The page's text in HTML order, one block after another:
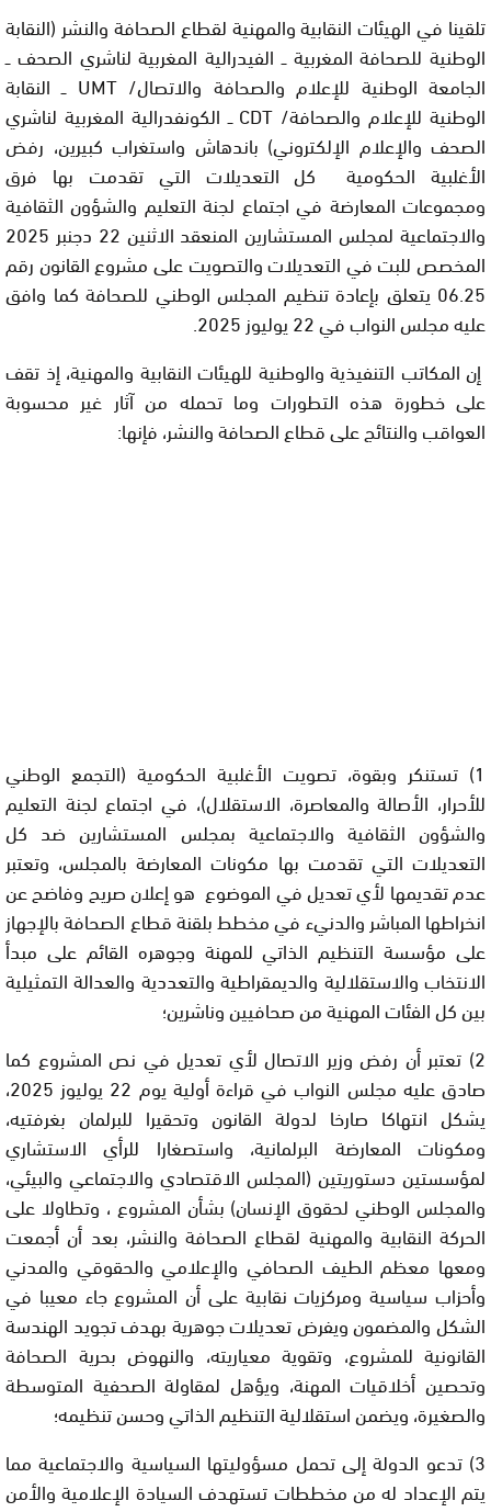
تلقينا في الهيئات النقابية والمهنية لقطاع الصحافة والنشر (النقابة
الوطنية للصحافة المغربية ــ الفيدرالية المغربية لناشري الصحف ــ
الجامعة الوطنية للإعلام والصحافة والاتصال/UMT ــ النقابة
الوطنية للإعلام والصحافة/ CDTــ الكونفدرالية المغربية لناشري
الصحف والإعلام الإلكتروني) باندهاش واستغراب كبيرين، رفض
الأغلبية الحكومية كل التعديلات التي تقدمت بها فرق
ومجموعات المعارضة في اجتماع لجنة التعليم والشؤون الثقافية
والاجتماعية لمجلس المستشارين المنعقد الاثنين 22 دجنبر 2025
المخصص للبت في التعديلات والتصويت على مشروع القانون رقم
06.25 يتعلق بإعادة تنظيم المجلس الوطني للصحافة كما وافق
عليه مجلس النواب في 22 يوليوز 2025.
إن المكاتب التنفيذية والوطنية للهيئات النقابية والمهنية، إذ تقف
على خطورة هذه التطورات وما تحمله من آثار غير محسوبة
العواقب والنتائج على قطاع الصحافة والنشر، فإنها:
1) تستنكر وبقوة، تصويت الأغلبية الحكومية (التجمع الوطني
للأحرار، الأصالة والمعاصرة، الاستقلال)، في اجتماع لجنة التعليم
والشؤون الثقافية والاجتماعية بمجلس المستشارين ضد كل
التعديلات التي تقدمت بها مكونات المعارضة بالمجلس، وتعتبر
عدم تقديمها لأي تعديل في الموضوع هو إعلان صريح وفاضح عن
انخراطها المباشر والدنيء في مخطط بلقنة قطاع الصحافة بالإجهاز
على مؤسسة التنظيم الذاتي للمهنة وجوهره القائم على مبدأ
الانتخاب والاستقلالية والديمقراطية والتعددية والعدالة التمثيلية
بين كل الفئات المهنية من صحافيين وناشرين؛
2) تعتبر أن رفض وزير الاتصال لأي تعديل في نص المشروع كما
صادق عليه مجلس النواب في قراءة أولية يوم 22 يوليوز 2025،
يشكل انتهاكا صارخا لدولة القانون وتحقيرا للبرلمان بغرفتيه،
ومكونات المعارضة البرلمانية، واستصغارا للرأي الاستشاري
لمؤسستين دستوريتين (المجلس الاقتصادي والاجتماعي والبيئي،
والمجلس الوطني لحقوق الإنسان) بشأن المشروع ، وتطاولاعلى
الحركة النقابية والمهنية لقطاع الصحافة والنشر، بعد أن أجمعت
ومعها معظم الطيف الصحافي والإعلامي والحقوقي والمدني
وأحزاب سياسية ومركزيات نقابية على أن المشروع جاء معيبا في
الشكل والمضمون ويفرض تعديلات جوهرية بهدف تجويد الهندسة
القانونية للمشروع، وتقوية معياريته، والنهوض بحرية الصحافة
وتحصين أخلاقيات المهنة، ويؤهل لمقاولة الصحفية المتوسطة
والصغيرة، ويضمن استقلالية التنظيم الذاتي وحسن تنظيمه؛
3) تدعو الدولة إلى تحمل مسؤوليتها السياسية والاجتماعية مما
يتم الإعداد له من مخططات تستهدف السيادة الإعلامية والأمن